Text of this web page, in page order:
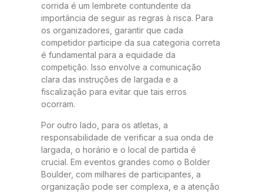
corrida é um lembrete contundente da
importância de seguir as regras à risca. Para
os organizadores, garantir que cada
competidor participe da sua categoria correta
é fundamental para a equidade da
competição. Isso envolve a comunicação
clara das instruções de largada e a
fiscalização para evitar que tais erros
ocorram.
Por outro lado, para os atletas, a
responsabilidade de verificar a sua onda de
largada, o horário e o local de partida é
crucial. Em eventos grandes como o Bolder
Boulder, com milhares de participantes, a
organização pode ser complexa, e a atenção